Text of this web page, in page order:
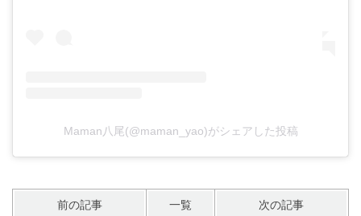
Maman八尾(@maman_yao)がシェアした投稿
前の記事 一覧 次の記事